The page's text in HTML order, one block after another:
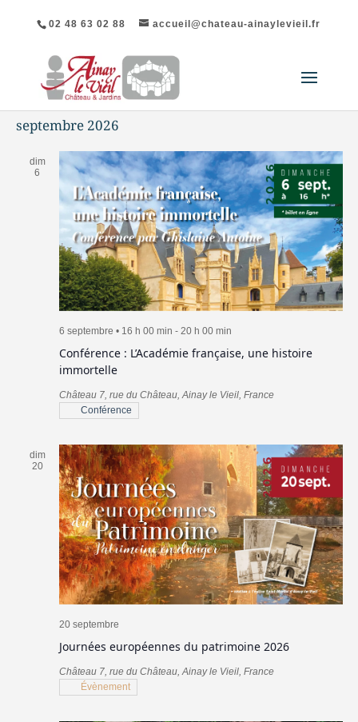
02 48 63 02 88 accueil@chateau-ainaylevieil.fr
septembre 2026
dim
6
Conférence : L’Académie française, une histoire
immortelle
6 septembre • 16 h 00 min - 20 h 00 min
Château 7, rue du Château, Ainay le Vieil, France
Conférence
dim
20
Journées européennes du patrimoine 2026
20 septembre
Château 7, rue du Château, Ainay le Vieil, France
Évènement